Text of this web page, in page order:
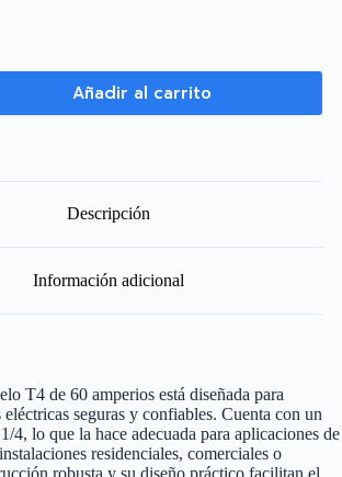
Añadir al carrito
Descripción
Información adicional
T4 de 60 amperios está diseñada para
seguras y confiables. Cuenta con un
4, lo que la hace adecuada para aplicaciones de
residenciales, comerciales o
robusta y su diseño práctico facilitan el